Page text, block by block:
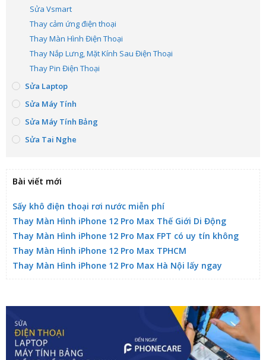
Sửa Vsmart
Thay cảm ứng điện thoại
Thay Màn Hình Điện Thoại
Thay Nắp Lưng, Mặt Kính Sau Điện Thoại
Thay Pin Điện Thoại
Sửa Laptop
Sửa Máy Tính
Sửa Máy Tính Bảng
Sửa Tai Nghe
Bài viết mới
Sấy khô điện thoại rơi nước miễn phí
Thay Màn Hình iPhone 12 Pro Max Thế Giới Di Động
Thay Màn Hình iPhone 12 Pro Max FPT có uy tín không
Thay Màn Hình iPhone 12 Pro Max TPHCM
Thay Màn Hình iPhone 12 Pro Max Hà Nội lấy ngay